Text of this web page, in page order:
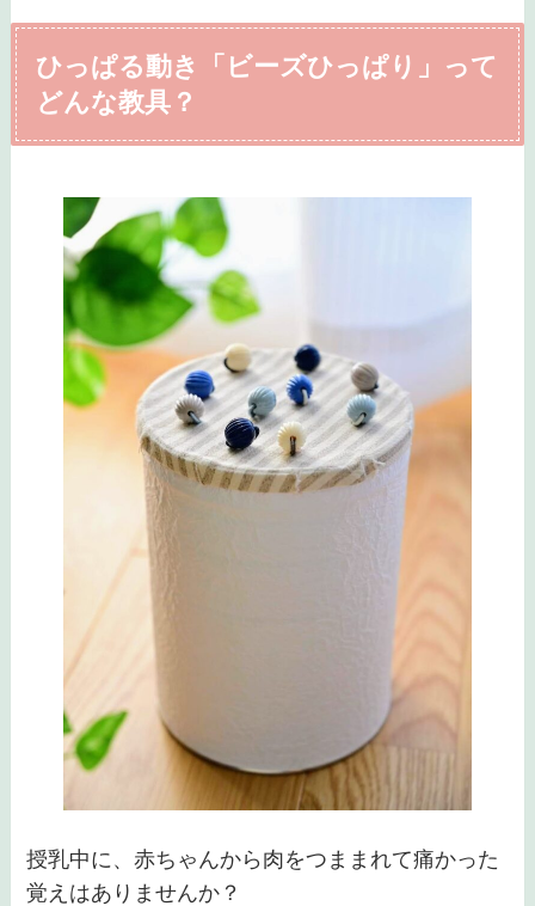
ひっぱる動き「ビーズひっぱり」って
どんな教具？
授乳中に、赤ちゃんから肉をつままれて痛かった
覚えはありませんか？